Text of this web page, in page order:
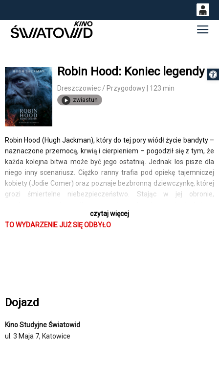
14 53
Robin Hood: Koniec legendy
Dreszczowiec / Przygodowy | 123 min
zwiastun
Robin Hood (Hugh Jackman), który do tej pory wiódł życie bandyty –
naznaczone przemocą, krwią i cierpieniem – pogodził się z tym, że
każda kolejna bitwa może być jego ostatnią. Jednak los pisze dla
niego inny scenariusz. Ciężko ranny trafia pod opiekę tajemniczej
kobiety (Jodie Comer) oraz poznaje bezbronną dziewczynkę, której
grozi śmiertelne niebezpieczeństwo. Stając w jej obronie,
najważniejszą walką – walką o odkupienie.
czytaj więcej
TO WYDARZENIE JUŻ SIĘ ODBYŁO
Dojazd
Kino Studyjne Światowid
ul. 3 Maja 7, Katowice